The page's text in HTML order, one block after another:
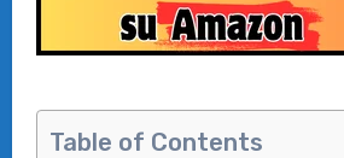
Table of Contents